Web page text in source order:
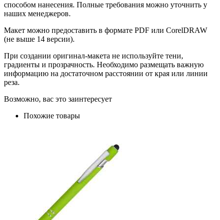
способом нанесения. Полные требования можно уточнить у
наших менеджеров.
Макет можно предоставить в формате PDF или CorelDRAW
(не выше 14 версии).
При создании оригинал-макета не используйте тени,
градиенты и прозрачность. Необходимо размещать важную
информацию на достаточном расстоянии от края или линии
реза.
Возможно, вас это заинтересует
Похожие товары